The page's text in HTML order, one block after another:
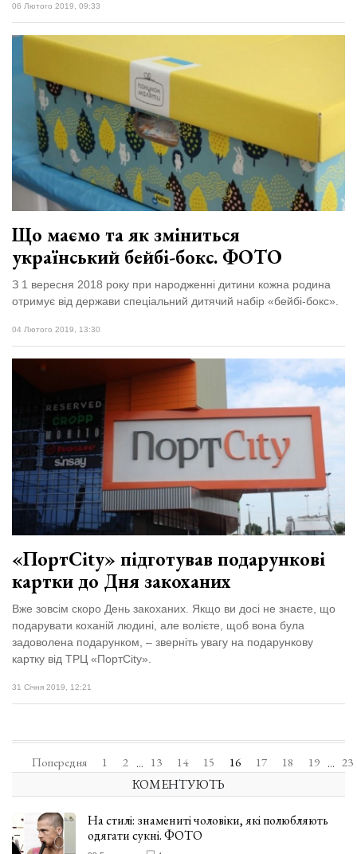
06 Лютого 2019, 09:33
Що маємо та як зміниться
український бейбі-бокс. ФОТО
З 1 вересня 2018 року при народженні дитини кожна родина
отримує від держави спеціальний дитячий набір «бейбі-бокс».
04 Лютого 2019, 13:30
«ПортCity» підготував подарункові
картки до Дня закоханих
Вже зовсім скоро День закоханих. Якщо ви досі не знаєте, що
подарувати коханій людині, але волієте, щоб вона була
задоволена подарунком, – зверніть увагу на подарункову
картку від ТРЦ «ПортCity».
31 Січня 2019, 12:21
Попередня 1 2 ... 13 14 15 16 17 18 19 ... 23
КОМЕНТУЮТЬ
На стилі: знамениті чоловіки, які полюбляють
одягати сукні. ФОТО